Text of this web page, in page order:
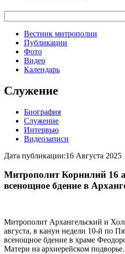
Вестник митрополии
Публикации
Фото
Видео
Календарь
Служение
Биография
Служение
Интервью
Видеозаписи
Дата публикации:16 Августа 2025
Митрополит Корнилий 16
всенощное бдение в
Митрополит Архангельский и
августа, в канун недели 10-й по
всенощное бдение в храме
Матери на архиерейском подворье.